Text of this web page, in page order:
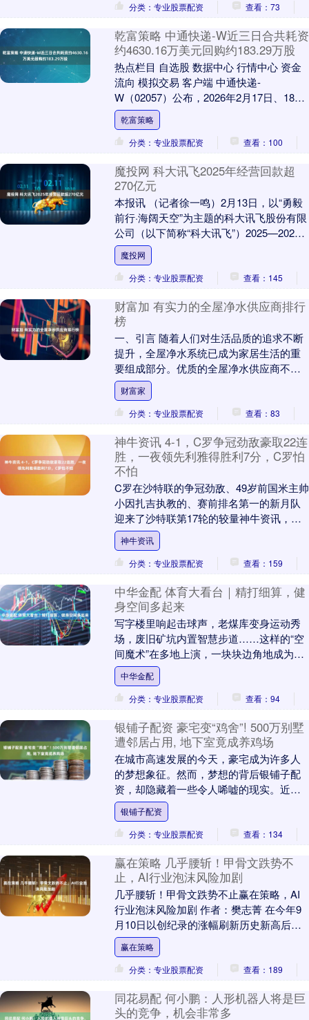
分类：专业股票配资
查看：73
乾富策略 中通快递-W近三日合共耗资
约4630.16万美元回购约183.29万股
热点栏目 自选股 数据中心 行情中心 资金
流向 模拟交易 客户端 中通快递-
W（02057）公布，2026年2月17日、18日
及19日合共耗资约4630.16万....
乾富策略
分类：专业股票配资
查看：100
魔投网 科大讯飞2025年经营回款超
270亿元
本报讯 （记者徐一鸣）2月13日，以“勇毅
前行·海阔天空”为主题的科大讯飞股份有限
公司（以下简称“科大讯飞”）2025—2026
年会在合肥召开。科大讯飞董事长刘....
魔投网
分类：专业股票配资
查看：145
财富加 有实力的全屋净水供应商排行
榜
一、引言 随着人们对生活品质的追求不断
提升，全屋净水系统已成为家居生活的重
要组成部分。优质的全屋净水供应商不仅
能为家庭提供健康、安全的饮用水，还能
改善水质，提升....
财富家
分类：专业股票配资
查看：83
神牛资讯 4-1，C罗争冠劲敌豪取22连
胜，一夜领先利雅得胜利7分，C罗怕
不怕
C罗在沙特联的争冠劲敌、49岁前国米主帅
小因扎吉执教的、赛前排名第一的新月队
迎来了沙特联第17轮的较量神牛资讯，利
雅得新月此役坐镇自己的主场迎战赛前排
名第12的....
神牛资讯
分类：专业股票配资
查看：159
中华金配 体育大看台｜精打细算，健
身空间多起来
写字楼里响起击球声，老煤库变身运动秀
场，废旧矿坑内置智慧步道……这样的“空
间魔术”在多地上演，一块块边角地成为全
民健身的活力场。精打细算盘活资源中华
金配，回应民....
中华金配
分类：专业股票配资
查看：94
银铺子配资 豪宅变“鸡舍”! 500万别墅
遭邻居占用, 地下室竟成养鸡场
在城市高速发展的今天，豪宅成为许多人
的梦想象征。然而，梦想的背后银铺子配
资，却隐藏着一些令人唏嘘的现实。近
日，一起令人震惊的事件引发了广泛关
注：一栋价值500万....
银铺子配资
分类：专业股票配资
查看：134
赢在策略 几乎腰斩！甲骨文跌势不
止，AI行业泡沫风险加剧
几乎腰斩！甲骨文跌势不止赢在策略，AI
行业泡沫风险加剧 作者：樊志菁 在今年9
月10日以创纪录的涨幅刷新历史新高后，
甲骨文股价便开始一路走低。本月以来，
公司连遭....
赢在策略
分类：专业股票配资
查看：189
同花易配 何小鹏：人形机器人将是巨
头的竞争，机会非常多